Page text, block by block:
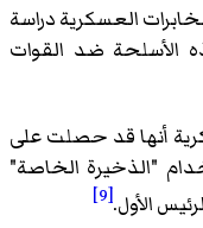
العسكرية دراسة
الأسلحة ضد القوات
أنها قد حصلت على
"الذخيرة الخاصة"
الأول.[9]